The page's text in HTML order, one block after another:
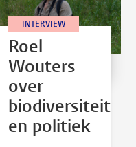
INTERVIEW
Roel
Wouters
over
biodiversiteit
en politiek